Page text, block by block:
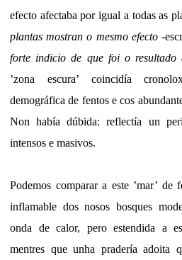
efecto afectaba por igual a todas as
plantas mostran o mesmo efecto-
forte indicio de que foi o resultado
’zona escura’ coincidía
demográfica de fentos e cos
Non había dúbida: reflectía un
intensos e masivos.
Podemos comparar a este ’mar’ de
inflamable dos nosos bosques
onda de calor, pero estendida a
mentres que unha pradería adoita